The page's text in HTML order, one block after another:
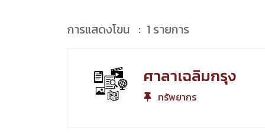
การแสดงโขน : 1 รายการ
ศาลาเฉลิมกรุง
ทรัพยากร